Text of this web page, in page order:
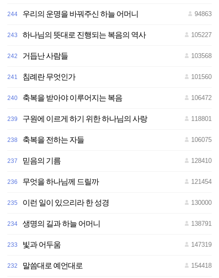
244 우리의 운명을 바꿔주신 하늘 어머니 94863
243 하나님의 뜻대로 진행되는 복음의 역사 105227
242 거듭난 사람들 103568
241 침례란 무엇인가 101560
240 축복을 받아야 이루어지는 복음 106472
239 구원에 이르게 하기 위한 하나님의 사랑 118801
238 축복을 전하는 자들 106075
237 믿음의 기름 128410
236 무엇을 하나님께 드릴까 121454
235 이런 일이 있으리라 한 성경 130000
234 생명의 길과 하늘 어머니 138791
233 빛과 어두움 147319
232 말씀대로 예언대로 154418